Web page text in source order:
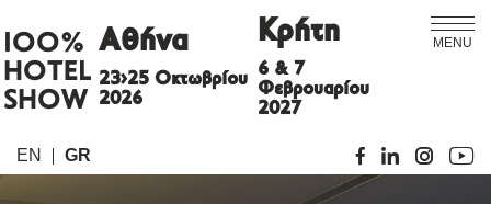
MENU
ΙΟΟ%
HOTEL
SHOW
Αθήνα
23>25 Οκτωβρίου
2026
Κρήτη
6 & 7
Φεβρουαρίου
2027
EN GR